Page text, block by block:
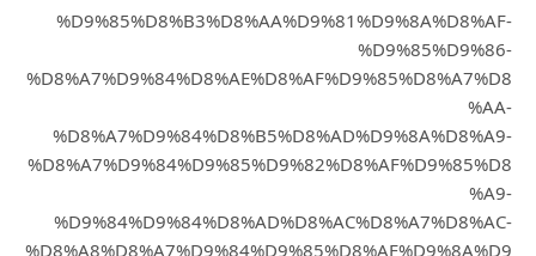
%D9%85%D8%B3%D8%AA%D9%81%D9%8A%D8%AF-
%D9%85%D9%86-
%D8%A7%D9%84%D8%AE%D8%AF%D9%85%D8%A7%D8
%AA-
%D8%A7%D9%84%D8%B5%D8%AD%D9%8A%D8%A9-
%D8%A7%D9%84%D9%85%D9%82%D8%AF%D9%85%D8
%A9-
%D9%84%D9%84%D8%AD%D8%AC%D8%A7%D8%AC-
%D8%A8%D8%A7%D9%84%D9%85%D8%AF%D9%8A%D9